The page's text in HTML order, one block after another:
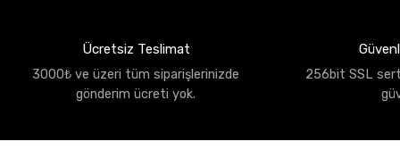
Ücretsiz Teslimat
3000₺ ve üzeri tüm siparişlerinizde
gönderim ücreti yok.
256bit SSL